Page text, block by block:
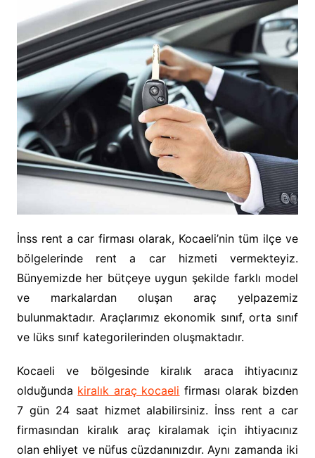
İnss rent a car firması olarak, Kocaeli’nin tüm ilçe ve
bölgelerinde rent a car hizmeti vermekteyiz.
Bünyemizde her bütçeye uygun şekilde farklı model
ve markalardan oluşan araç yelpazemiz
bulunmaktadır. Araçlarımız ekonomik sınıf, orta sınıf
ve lüks sınıf kategorilerinden oluşmaktadır.
Kocaeli ve bölgesinde kiralık araca ihtiyacınız
olduğunda kiralık araç kocaeli firması olarak bizden
7 gün 24 saat hizmet alabilirsiniz. İnss rent a car
firmasından kiralık araç kiralamak için ihtiyacınız
olan ehliyet ve nüfus cüzdanınızdır. Aynı zamanda iki